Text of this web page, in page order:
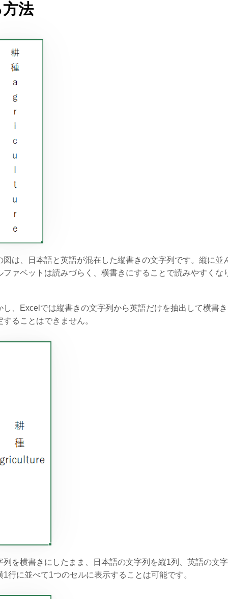
法
図は、日本語と英語が混在した縦書きの文字列です。縦に並
ファベットは読みづらく、横書きにすることで読みやすくな
し、Excelでは縦書きの文字列から英語だけを抽出して横書
することはできません。
列を横書きにしたまま、日本語の文字列を縦1列、英語の文
1行に並べて1つのセルに表示することは可能です。